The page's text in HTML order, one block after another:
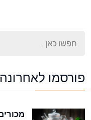
פורסמו לאחרונה